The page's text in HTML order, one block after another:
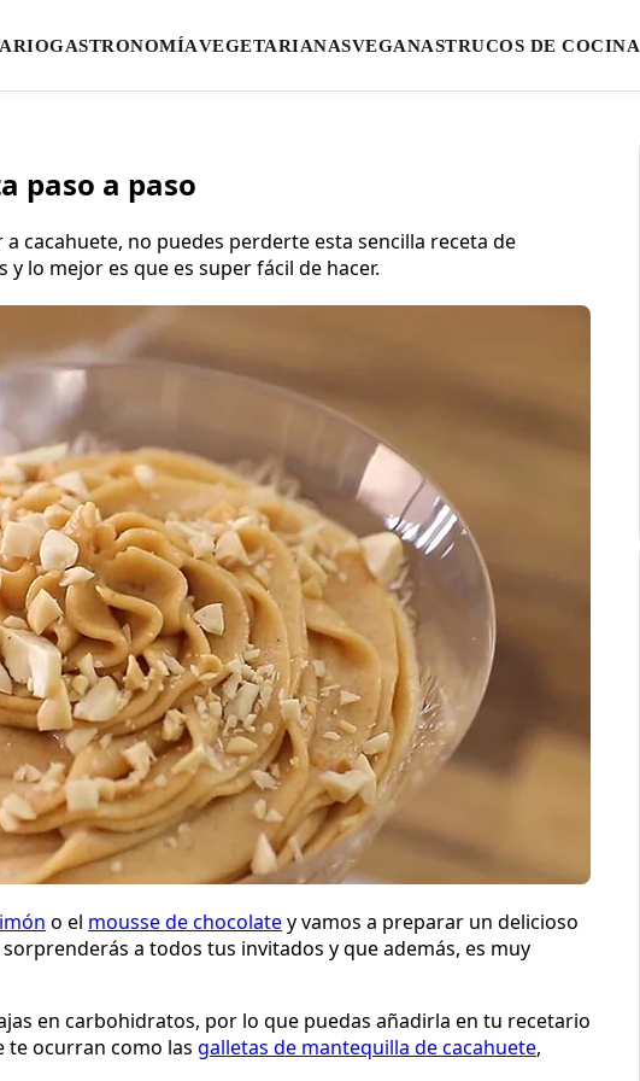
GASTRONOMÍAVEGETARIANASVEGANASTRUCOS DE COCINA
paso a paso
cacahuete, no puedes perderte esta sencilla receta de
lo mejor es que es super fácil de hacer.
o el mousse de chocolatey vamos a preparar un delicioso
a todos tus invitados y que además, es muy
en carbohidratos, por lo que puedas añadirla en tu recetario
te ocurran como las galletas de mantequilla de cacahuete,